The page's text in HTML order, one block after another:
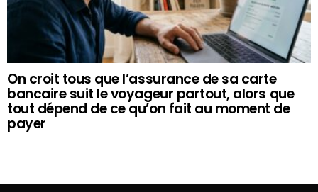
On croit tous que l’assurance de sa carte
bancaire suit le voyageur partout, alors que
tout dépend de ce qu’on fait au moment de
payer